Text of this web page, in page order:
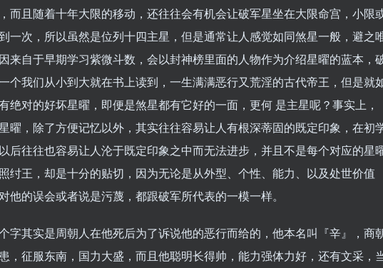
而且随着十年大限的移动，还往往会有机会让破军星坐在大限命宫，小限
一次，所以虽然是位列十四主星，但是通常让人感觉如同煞星一般，避之
来自于早期学习紫微斗数，会以封神榜里面的人物作为介绍星曜的蓝本，
个我们从小到大就在书上读到，一生满满恶行又荒淫的古代帝王，但是就
绝对的好坏星曜，即便是煞星都有它好的一面，更何 是主星呢？事实上，
曜，除了方便记忆以外，其实往往容易让人有根深蒂固的既定印象，在初
后往往也容易让人沦于既定印象之中而无法进步，并且不是每个对应的星
纣王，却是十分的贴切，因为无论是从外型、个性、能力、以及处世价值
的误会或者说是污蔑，都跟破军所代表的一模一样。
字其实是周朝人在他死后为了诉说他的恶行而给的，他本名叫『辛』，商
，征服东南，国力大盛，而且他聪明长得帅，能力强体力好，还有文采，